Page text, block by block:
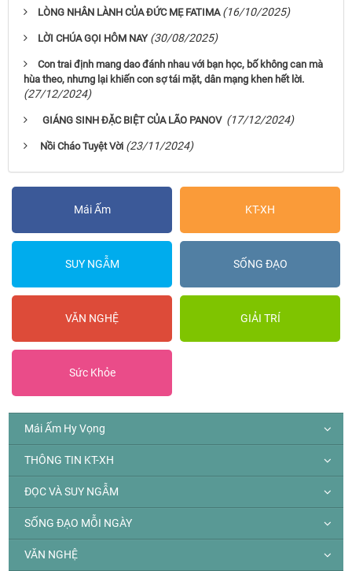
LÒNG NHÂN LÀNH CỦA ĐỨC MẸ FATIMA (16/10/2025)
LỜI CHÚA GỌI HÔM NAY (30/08/2025)
Con trai định mang dao đánh nhau với bạn học, bố không can mà
hùa theo, nhưng lại khiến con sợ tái mặt, dân mạng khen hết lời.
(27/12/2024)
GIÁNG SINH ĐẶC BIỆT CỦA LÃO PANOV (17/12/2024)
Nồi Cháo Tuyệt Vời (23/11/2024)
Mái Ấm KT-XH
SUY NGẪM SỐNG ĐẠO
VĂN NGHỆ GIẢI TRÍ
Sức Khỏe
Mái Ấm Hy Vọng
THÔNG TIN KT-XH
ĐỌC VÀ SUY NGẪM
SỐNG ĐẠO MỖI NGÀY
VĂN NGHỆ